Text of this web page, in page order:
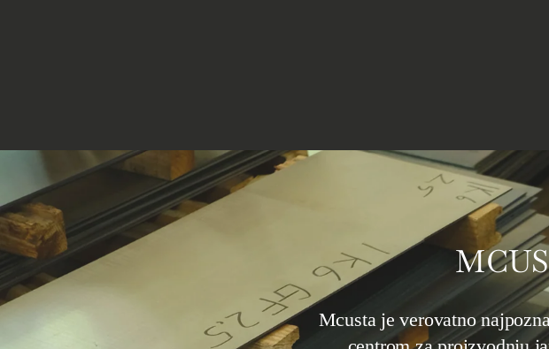
Mcusta je verovatno najpoznatija kovačnica u Seki gradu koji se smatra